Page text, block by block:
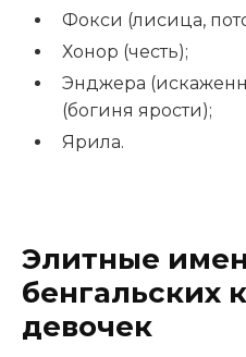
Фокси (лисица,
Хонор (честь);
Энджера
(богиня ярости);
Ярила.
Элитные
бенгальских
девочек